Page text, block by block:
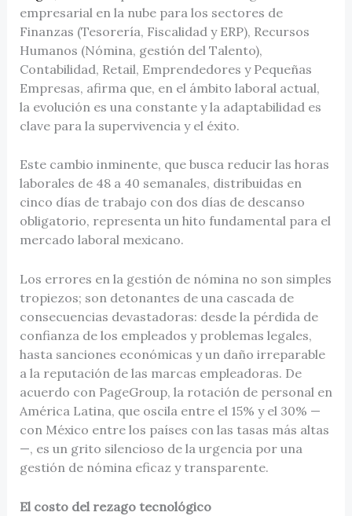
empresarial en la nube para los sectores de
Finanzas (Tesorería, Fiscalidad y ERP), Recursos
Humanos (Nómina, gestión del Talento),
Contabilidad, Retail, Emprendedores y Pequeñas
Empresas, afirma que, en el ámbito laboral actual,
la evolución es una constante y la adaptabilidad es
clave para la supervivencia y el éxito.
Este cambio inminente, que busca reducir las horas
laborales de 48 a 40 semanales, distribuidas en
cinco días de trabajo con dos días de descanso
obligatorio, representa un hito fundamental para el
mercado laboral mexicano.
Los errores en la gestión de nómina no son simples
tropiezos; son detonantes de una cascada de
consecuencias devastadoras: desde la pérdida de
confianza de los empleados y problemas legales,
hasta sanciones económicas y un daño irreparable
a la reputación de las marcas empleadoras. De
acuerdo con PageGroup, la rotación de personal en
América Latina, que oscila entre el 15% y el 30% —
con México entre los países con las tasas más altas
—, es un grito silencioso de la urgencia por una
gestión de nómina eficaz y transparente.
El costo del rezago tecnológico